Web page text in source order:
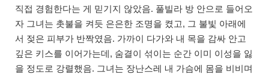
직접 경험한다는 게 믿기지 않았음. 풀빌라 방 안으로 들어오
자 그녀는 촛불을 켜듯 은은한 조명을 켰고, 그 불빛 아래에
서 젖은 피부가 반짝였음. 가까이 다가와 내 목을 감싸 안고
깊은 키스를 이어가는데, 숨결이 섞이는 순간 이미 이성을 잃
을 정도로 강렬했음. 그녀는 장난스레 내 가슴에 몸을 비비며